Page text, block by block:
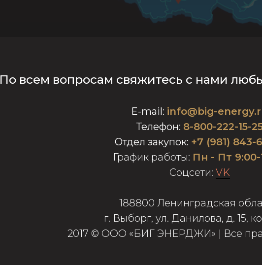
По всем вопросам свяжитесь с нами
E-mail: info@big-
Телефон: 8-800-222-15-
Отдел закупок: +7 (981) 843-
График работы: Пн - Пт 9:00-
Соцсети: VK
188800 Ленинградская
г. Выборг, ул. Данилова, д. 15,
2017 © ООО «БИГ ЭНЕРДЖИ» | Все